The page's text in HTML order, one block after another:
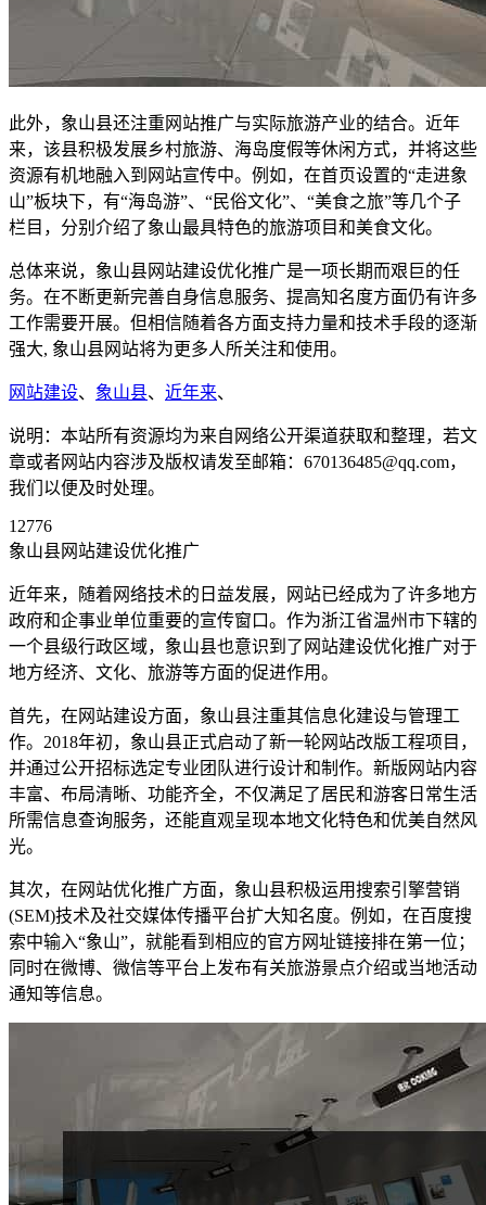
此外，象山县还注重网站推广与实际旅游产业的结合。近年
来，该县积极发展乡村旅游、海岛度假等休闲方式，并将这些
资源有机地融入到网站宣传中。例如，在首页设置的“走进象
山”板块下，有“海岛游”、“民俗文化”、“美食之旅”等几个子
栏目，分别介绍了象山最具特色的旅游项目和美食文化。
总体来说，象山县网站建设优化推广是一项长期而艰巨的任
务。在不断更新完善自身信息服务、提高知名度方面仍有许多
工作需要开展。但相信随着各方面支持力量和技术手段的逐渐
强大, 象山县网站将为更多人所关注和使用。
网站建设、 象山县、 近年来、
说明：本站所有资源均为来自网络公开渠道获取和整理，若文
章或者网站内容涉及版权请发至邮箱：670136485@qq.com，
我们以便及时处理。
12776
象山县网站建设优化推广
近年来，随着网络技术的日益发展，网站已经成为了许多地方
政府和企事业单位重要的宣传窗口。作为浙江省温州市下辖的
一个县级行政区域，象山县也意识到了网站建设优化推广对于
地方经济、文化、旅游等方面的促进作用。
首先，在网站建设方面，象山县注重其信息化建设与管理工
作。2018年初，象山县正式启动了新一轮网站改版工程项目，
并通过公开招标选定专业团队进行设计和制作。新版网站内容
丰富、布局清晰、功能齐全，不仅满足了居民和游客日常生活
所需信息查询服务，还能直观呈现本地文化特色和优美自然风
光。
其次，在网站优化推广方面，象山县积极运用搜索引擎营销
(SEM)技术及社交媒体传播平台扩大知名度。例如，在百度搜
索中输入“象山”，就能看到相应的官方网址链接排在第一位；
同时在微博、微信等平台上发布有关旅游景点介绍或当地活动
通知等信息。